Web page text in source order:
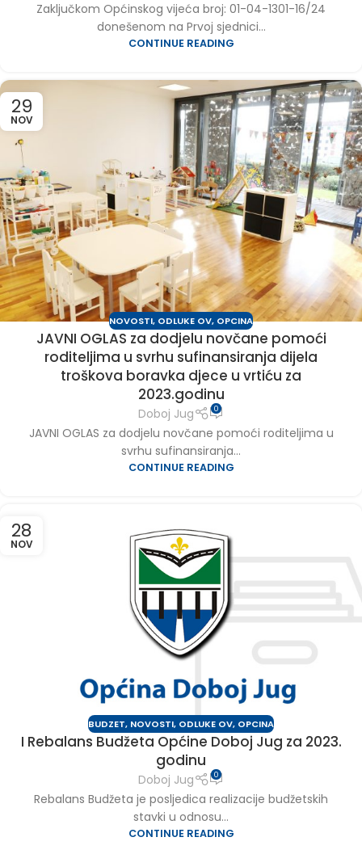
Zaključkom Općinskog vijeća broj: 01-04-1301-16/24
donešenom na Prvoj sjednici...
CONTINUE READING
29
NOV
NOVOSTI, ODLUKE OV, OPCINA
JAVNI OGLAS za dodjelu novčane pomoći
roditeljima u svrhu sufinansiranja dijela
troškova boravka djece u vrtiću za
2023.godinu
Doboj Jug 0
JAVNI OGLAS za dodjelu novčane pomoći roditeljima u
svrhu sufinansiranja...
CONTINUE READING
28
NOV
BUDZET, NOVOSTI, ODLUKE OV, OPCINA
I Rebalans Budžeta Općine Doboj Jug za 2023.
godinu
Doboj Jug 0
Rebalans Budžeta je posljedica realizacije budžetskih
stavki u odnosu...
CONTINUE READING